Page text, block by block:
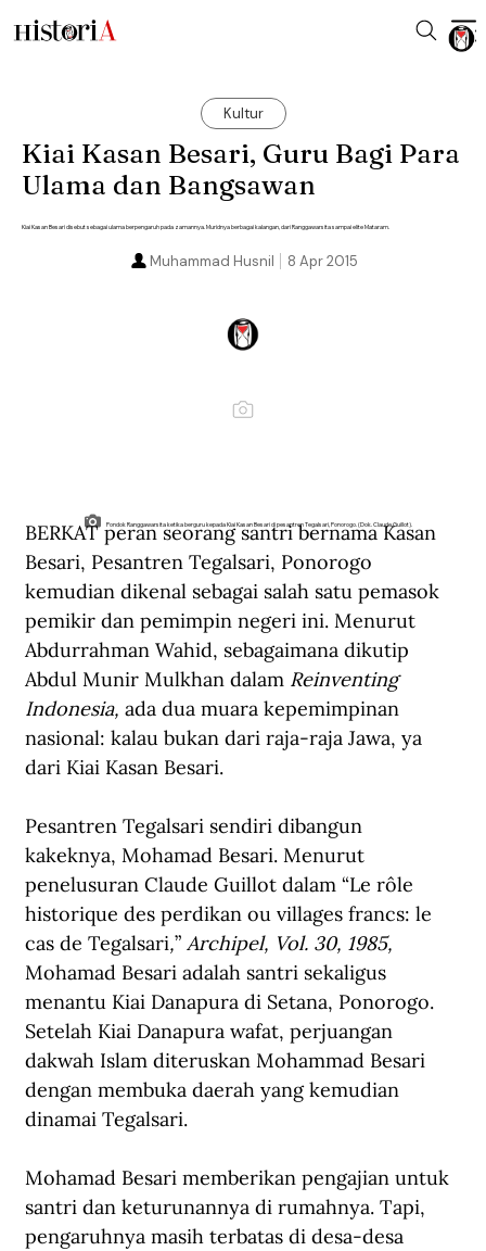
Kultur
Kiai Kasan Besari, Guru Bagi Para
Ulama dan Bangsawan
Kiai Kasan Besari disebut sebagai ulama berpengaruh pada zamannya. Muridnya berbagai kalangan, dari Ranggawarsita sampai elite Mataram.
8 Apr 2015
Muhammad Husnil
Pondok Ranggawarsita ketika berguru kepada Kiai Kasan Besari di pesantren Tegalsari, Ponorogo. (Dok. Claude Guillot).
BERKAT peran seorang santri bernama Kasan
Besari, Pesantren Tegalsari, Ponorogo
kemudian dikenal sebagai salah satu pemasok
pemikir dan pemimpin negeri ini. Menurut
Abdurrahman Wahid, sebagaimana dikutip
Abdul Munir Mulkhan dalam Reinventing
Indonesia, ada dua muara kepemimpinan
nasional: kalau bukan dari raja-raja Jawa, ya
dari Kiai Kasan Besari.
Pesantren Tegalsari sendiri dibangun
kakeknya, Mohamad Besari. Menurut
penelusuran Claude Guillot dalam “Le rôle
historique des perdikan ou villages francs: le
cas de Tegalsari,” Archipel, Vol. 30, 1985,
Mohamad Besari adalah santri sekaligus
menantu Kiai Danapura di Setana, Ponorogo.
Setelah Kiai Danapura wafat, perjuangan
dakwah Islam diteruskan Mohammad Besari
dengan membuka daerah yang kemudian
dinamai Tegalsari.
Mohamad Besari memberikan pengajian untuk
santri dan keturunannya di rumahnya. Tapi,
pengaruhnya masih terbatas di desa-desa